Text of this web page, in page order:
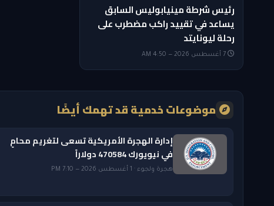
رئيس شرطة مينيابوليس السابق
يساعد في تقييد راكب مضطرب على
رحلة ليونايتد
موضوعات خدمية قد تهمك أيضًا
إدارة الهجرة الأمريكية تسعى لتغريم محامٍ
في نيويورك 470584 دولاراً
هجرة ولجوء · 1 أغسطس 2026 — 7:10 PM